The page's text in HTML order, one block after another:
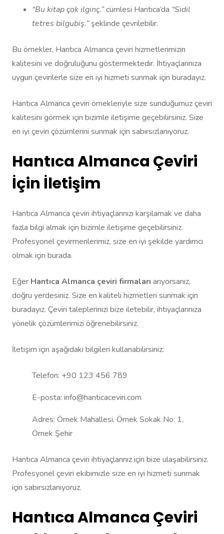
“Bu kitap çok ilginç.”cümlesi Hantıca’da “Sidil
tetres bilgubiş.”şeklinde çevrilebilir.
Bu örnekler, Hantıca Almanca çeviri hizmetlerimizin
kalitesini ve doğruluğunu göstermektedir. İhtiyaçlarınıza
uygun çevirilerle size en iyi hizmeti sunmak için buradayız.
Hantıca Almanca çeviri örnekleriyle size sunduğumuz çeviri
kalitesini görmek için bizimle iletişime geçebilirsiniz. Size
en iyi çeviri çözümlerini sunmak için sabırsızlanıyoruz.
Hantıca Almanca Çeviri
İçin İletişim
Hantıca Almanca çeviri ihtiyaçlarınızı karşılamak ve daha
fazla bilgi almak için bizimle iletişime geçebilirsiniz.
Profesyonel çevirmenlerimiz, size en iyi şekilde yardımcı
olmak için burada.
Eğer Hantıca Almanca çeviri firmaları arıyorsanız,
doğru yerdesiniz. Size en kaliteli hizmetleri sunmak için
buradayız. Çeviri taleplerinizi bize iletebilir, ihtiyaçlarınıza
yönelik çözümlerimizi öğrenebilirsiniz.
İletişim için aşağıdaki bilgileri kullanabilirsiniz:
Telefon: +90 123 456 789
E-posta: info@hanticaceviri.com
Adres: Örnek Mahallesi, Örnek Sokak No: 1,
Örnek Şehir
Hantıca Almanca çeviri ihtiyaçlarınız için bize ulaşabilirsiniz.
Profesyonel çeviri ekibimizle size en iyi hizmeti sunmak
için sabırsızlanıyoruz.
Hantıca Almanca Çeviri